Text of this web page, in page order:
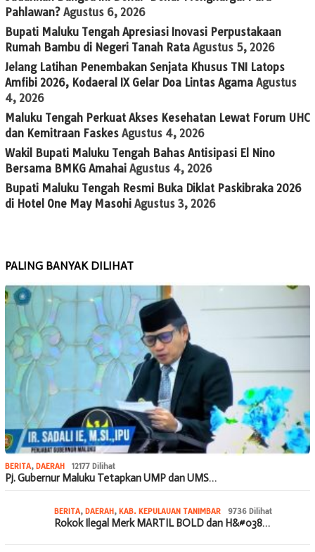
Pahlawan? Agustus 6, 2026
Bupati Maluku Tengah Apresiasi Inovasi Perpustakaan
Rumah Bambu di Negeri Tanah Rata Agustus 5, 2026
Jelang Latihan Penembakan Senjata Khusus TNI Latops
Amfibi 2026, Kodaeral IX Gelar Doa Lintas Agama Agustus
4, 2026
Maluku Tengah Perkuat Akses Kesehatan Lewat Forum UHC
dan Kemitraan Faskes Agustus 4, 2026
Wakil Bupati Maluku Tengah Bahas Antisipasi El Nino
Bersama BMKG Amahai Agustus 4, 2026
Bupati Maluku Tengah Resmi Buka Diklat Paskibraka 2026
di Hotel One May Masohi Agustus 3, 2026
PALING BANYAK DILIHAT
BERITA, DAERAH 12177 Dilihat
Pj. Gubernur Maluku Tetapkan UMP dan UMS…
BERITA, DAERAH, KAB. KEPULAUAN TANIMBAR 9736 Dilihat
Rokok Ilegal Merk MARTIL BOLD dan H&#038…